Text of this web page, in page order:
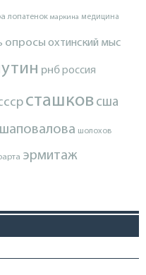
лопатенок маркина медицина
опросы охтинский мыс
рнброссия
сташков сша
шаповалова шолохов
эрмитаж